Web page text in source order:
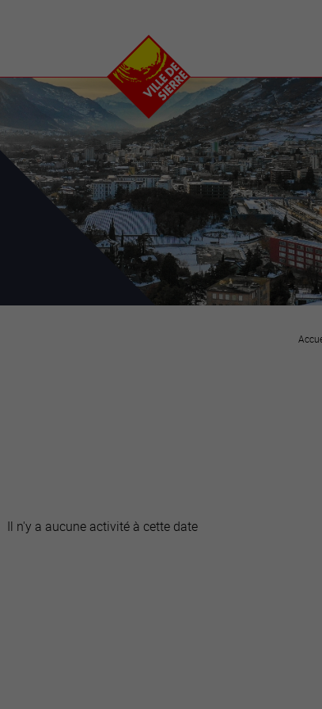
Manifestations
Art et culture
Sport et loisirs
Vins, gastronomie et
séjours
Clubs et associations
Nature
Projets
Chantiers en ville
Plan directeur du
centre-ville
Il n'y a aucune activité à cette date